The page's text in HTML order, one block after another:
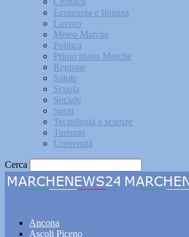
Economia e finanza
Lavoro
Meteo Marche
Politica
Primo piano Marche
Regione
Salute
Scuola
Sociale
Sport
Tecnologia e scienze
Turismo
Università
Cerca
Ancona
Ascoli Piceno